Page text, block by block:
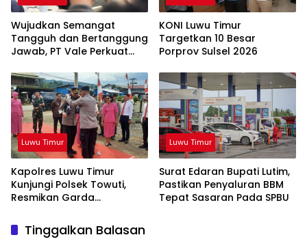
Wujudkan Semangat
Tangguh dan Bertanggung
Jawab, PT Vale Perkuat
yang Kredibel
KONI Luwu Timur
Targetkan 10 Besar
Porprov Sulsel 2026
Luwu Timur
Kapolres Luwu Timur
Kunjungi Polsek Towuti,
Resmikan Garda
Desa Timampu
Luwu Timur
Surat Edaran Bupati Lutim,
Pastikan Penyaluran BBM
Tepat Sasaran Pada SPBU
Tinggalkan Balasan